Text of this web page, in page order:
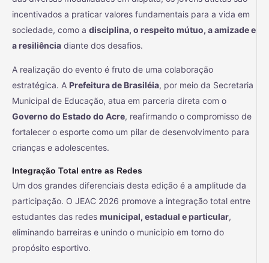
incentivados a praticar valores fundamentais para a vida em
sociedade, como a disciplina, o respeito mútuo, a amizade e
a resiliência diante dos desafios.
A realização do evento é fruto de uma colaboração
estratégica. A Prefeitura de Brasiléia, por meio da Secretaria
Municipal de Educação, atua em parceria direta com o
Governo do Estado do Acre, reafirmando o compromisso de
fortalecer o esporte como um pilar de desenvolvimento para
crianças e adolescentes.
Integração Total entre as Redes
Um dos grandes diferenciais desta edição é a amplitude da
participação. O JEAC 2026 promove a integração total entre
estudantes das redes municipal, estadual e particular,
eliminando barreiras e unindo o município em torno do
propósito esportivo.